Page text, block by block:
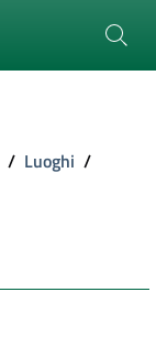
/ Luoghi /